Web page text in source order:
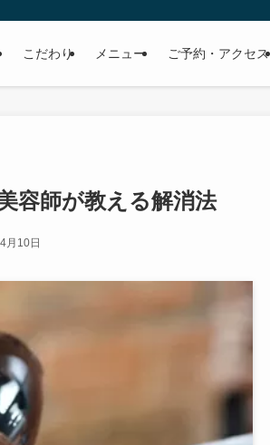
こだわり メニュー ご予約・アクセス
容師が教える解消法
月10日